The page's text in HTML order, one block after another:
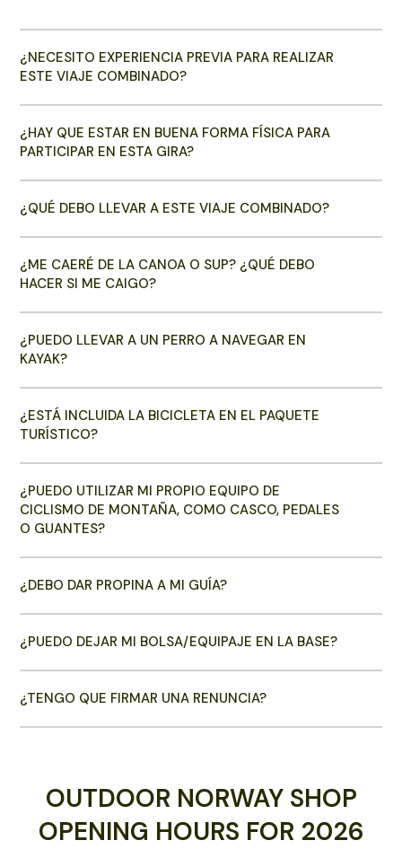
¿NECESITO EXPERIENCIA PREVIA PARA REALIZAR
ESTE VIAJE COMBINADO?
¿HAY QUE ESTAR EN BUENA FORMA FÍSICA PARA
PARTICIPAR EN ESTA GIRA?
¿QUÉ DEBO LLEVAR A ESTE VIAJE COMBINADO?
¿ME CAERÉ DE LA CANOA O SUP? ¿QUÉ DEBO
HACER SI ME CAIGO?
¿PUEDO LLEVAR A UN PERRO A NAVEGAR EN
KAYAK?
¿ESTÁ INCLUIDA LA BICICLETA EN EL PAQUETE
TURÍSTICO?
¿PUEDO UTILIZAR MI PROPIO EQUIPO DE
CICLISMO DE MONTAÑA, COMO CASCO, PEDALES
O GUANTES?
¿DEBO DAR PROPINA A MI GUÍA?
¿PUEDO DEJAR MI BOLSA/EQUIPAJE EN LA BASE?
¿TENGO QUE FIRMAR UNA RENUNCIA?
OUTDOOR NORWAY SHOP
OPENING HOURS FOR 2026